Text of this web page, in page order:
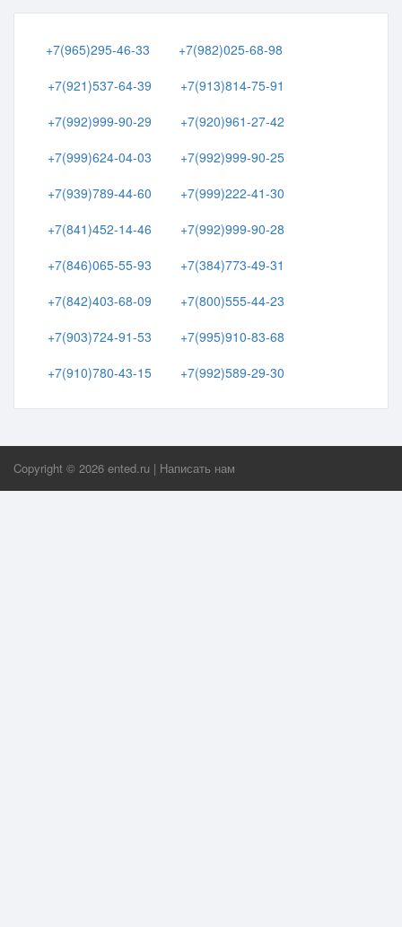
+7(965)295-46-33
+7(982)025-68-98
+7(921)537-64-39
+7(913)814-75-91
+7(992)999-90-29
+7(920)961-27-42
+7(999)624-04-03
+7(992)999-90-25
+7(939)789-44-60
+7(999)222-41-30
+7(841)452-14-46
+7(992)999-90-28
+7(846)065-55-93
+7(384)773-49-31
+7(842)403-68-09
+7(800)555-44-23
+7(903)724-91-53
+7(995)910-83-68
+7(910)780-43-15
+7(992)589-29-30
Copyright © 2026 ented.ru | Написать нам